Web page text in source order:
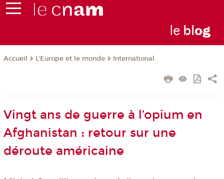
le blog
Accueil L'Europe et le monde International
Vingt ans de guerre à l’opium en
Afghanistan : retour sur une
déroute américaine